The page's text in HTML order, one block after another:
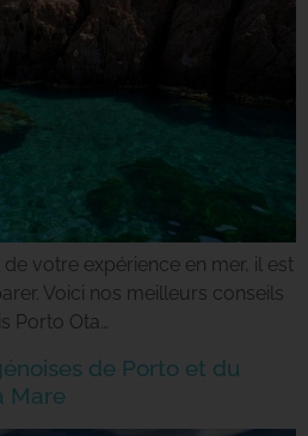
votre expérience en mer, il est
Voici nos meilleurs conseils
Porto Ota…
de Porto et du
Mare